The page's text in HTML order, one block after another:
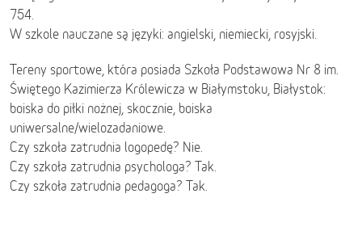
754.
W szkole nauczane są języki: angielski, niemiecki, rosyjski.
Tereny sportowe, która posiada Szkoła Podstawowa Nr 8 im.
Świętego Kazimierza Królewicza w Białymstoku, Białystok:
boiska do piłki nożnej, skocznie, boiska
uniwersalne/wielozadaniowe.
Czy szkoła zatrudnia logopedę? Nie.
Czy szkoła zatrudnia psychologa? Tak.
Czy szkoła zatrudnia pedagoga? Tak.